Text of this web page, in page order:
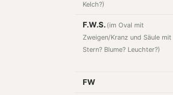
Kelch?)
F.W.S. (im Oval mit
Zweigen/Kranz und Säule mit
Stern? Blume? Leuchter?)
FW